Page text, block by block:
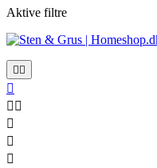
Aktive filtre


 


